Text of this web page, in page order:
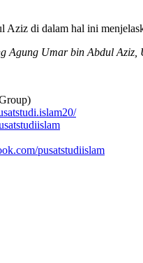
di dalam hal ini
Agung Umar bin Abdul
pusatstudiislam